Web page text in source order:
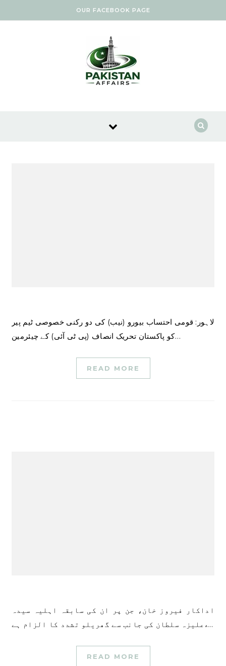
OUR FACEBOOK PAGE
لاہور: قومی احتساب بیورو (نیب) کی دو رکنی خصوصی ٹیم پیر
کو پاکستان تحریک انصاف (پی ٹی آئی) کے چیئرمین…
READ MORE
اداکار فیروز خان، جن پر ان کی سابقہ ​​اہلیہ سیدہ
علیزہ سلطان کی جانب سے گھریلو تشدد کا الزام ہے،…
READ MORE